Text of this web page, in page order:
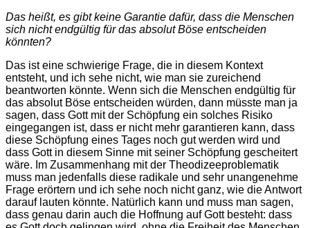
Das heißt, es gibt keine Garantie dafür, dass die Menschen
sich nicht endgültig für das absolut Böse entscheiden
könnten?
Das ist eine schwierige Frage, die in diesem Kontext
entsteht, und ich sehe nicht, wie man sie zureichend
beantworten könnte. Wenn sich die Menschen endgültig für
das absolut Böse entscheiden würden, dann müsste man ja
sagen, dass Gott mit der Schöpfung ein solches Risiko
eingegangen ist, dass er nicht mehr garantieren kann, dass
diese Schöpfung eines Tages noch gut werden wird und
dass Gott in diesem Sinne mit seiner Schöpfung gescheitert
wäre. Im Zusammenhang mit der Theodizeeproblematik
muss man jedenfalls diese radikale und sehr unangenehme
Frage erörtern und ich sehe noch nicht ganz, wie die Antwort
darauf lauten könnte. Natürlich kann und muss man sagen,
dass genau darin auch die Hoffnung auf Gott besteht: dass